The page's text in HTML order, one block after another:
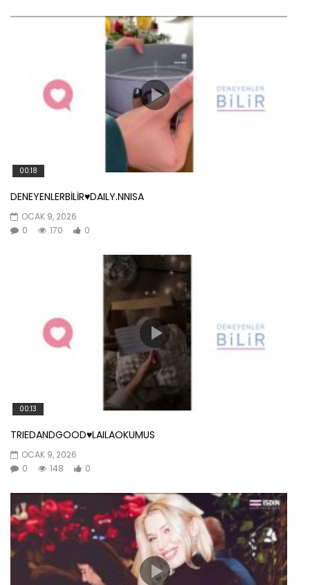
00:18
DENEYENLERBİLİR♥️DAILY.NNISA
OCAK 9, 2026
0
170 0
00:13
TRIEDANDGOOD♥️LAILAOKUMUS
OCAK 9, 2026
0
148 0